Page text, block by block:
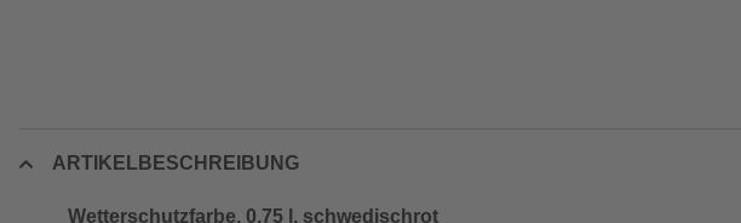
ARTIKELBESCHREIBUNG
Wetterschutzfarbe, 0,75 l, schwedischrot